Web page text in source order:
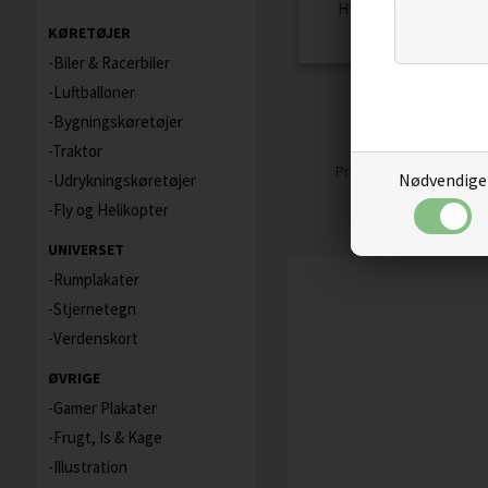
Nødvendige
KØRETØJER
Biler & Racerbiler
Luftballoner
Bygningskøretøjer
Traktor
Udrykningskøretøjer
Fly og Helikopter
UNIVERSET
Rumplakater
Stjernetegn
Verdenskort
ØVRIGE
Gamer Plakater
Frugt, Is & Kage
Illustration
Pris 59,00 50,15